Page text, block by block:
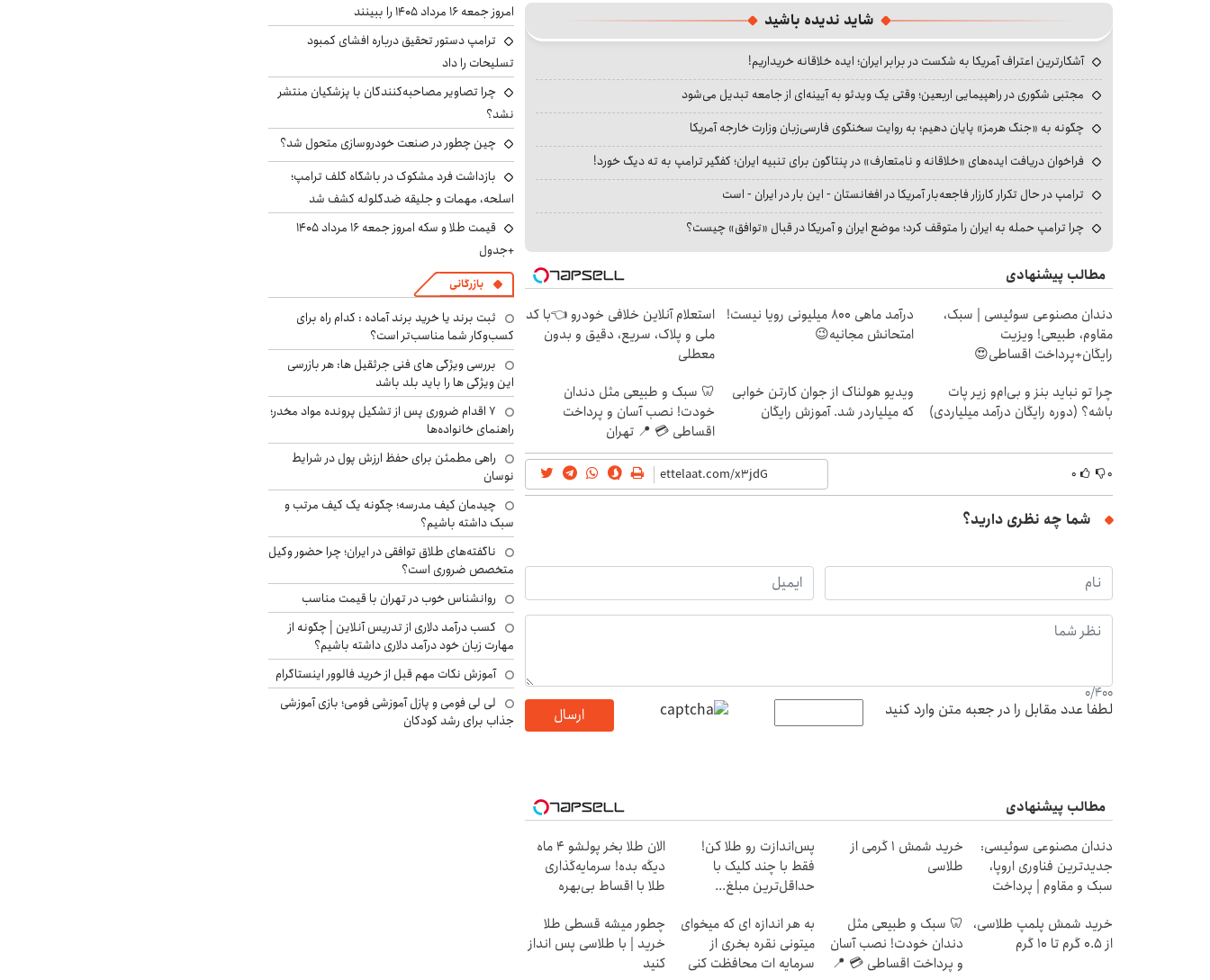
شاید ندیده باشید
آشکارترین اعتراف آمریکا به شکست در برابر ایران؛ ایده خلاقانه خریداریم!
مجتبی شکوری در راهپیمایی اربعین؛ وقتی یک ویدئو به آیینه‌ای از جامعه تبدیل می‌شود
چگونه به «جنگ هرمز» پایان دهیم؛ به روایت سخنگوی فارسی‌زبان وزارت خارجه آمریکا
فراخوان دریافت ایده‌های «خلاقانه و نامتعارف» در پنتاگون برای تنبیه ایران؛ کفگیر ترامپ به ته دیگ خورد!
ترامپ در حال تکرار کارزار فاجعه‌بار آمریکا در افغانستان - این بار در ایران - است
چرا ترامپ حمله به ایران را متوقف کرد؛ موضع ایران و آمریکا در قبال «توافق» چیست؟
مطالب پیشنهادی
دندان مصنوعی سوئیسی | سبک،
مقاوم، طبیعی! ویزیت
رایگان+پرداخت اقساطی😍
درآمد ماهی 800 میلیونی رویا نیست!
امتحانش مجانیه😉
استعلام آنلاین خلافی خودرو 👈با کد
ملی و پلاک، سریع، دقیق و بدون
معطلی
چرا تو نباید بنز و بی‌ام‌و زیر پات
باشه؟ (دوره رایگان درآمد میلیاردی)
ویدیو هولناک از جوان کارتن خوابی
که میلیاردر شد. آموزش رایگان
🦷 سبک و طبیعی مثل دندان
خودت! نصب آسان و پرداخت
اقساطی 💳 📍 تهران
۰ ۰
شما چه نظری دارید؟
0/400
لطفا عدد مقابل را در جعبه متن وارد کنید ارسال
مطالب پیشنهادی
دندان مصنوعی سوئیسی:
جدیدترین فناوری اروپا،
سبک و مقاوم | پرداخت
خرید شمش 1 گرمی از
طلاسی
پس‌اندازت رو طلا کن!
فقط با چند کلیک با
حداقل‌ترین مبلغ...
الان طلا بخر پولشو 4 ماه
دیگه بده! سرمایه‌گذاری
طلا با اقساط بی‌بهره
خرید شمش پلمپ طلاسی،
از ۰.۵ گرم تا ۱۰ گرم
🦷 سبک و طبیعی مثل
دندان خودت! نصب آسان
و پرداخت اقساطی 💳 📍
به هر اندازه ای که میخوای
میتونی نقره بخری از
سرمایه ات محافظت کنی
چطور میشه قسطی طلا
خرید | با طلاسی پس انداز
کنید
امروز جمعه ۱۶ مرداد ۱۴۰۵ را ببینند
ترامپ دستور تحقیق درباره افشای کمبود
تسلیحات را داد
چرا تصاویر مصاحبه‌کنندگان با پزشکیان منتشر
نشد؟
چین چطور در صنعت خودروسازی متحول شد؟
بازداشت فرد مشکوک در باشگاه گلف ترامپ؛
اسلحه، مهمات و جلیقه ضدگلوله کشف شد
قیمت طلا و سکه امروز جمعه ۱۶ مرداد ۱۴۰۵
+جدول
بازرگانی
ثبت برند یا خرید برند آماده : کدام راه برای
کسب‌وکار شما مناسب‌تر است؟
بررسی ویژگی های فنی جرثقیل ها: هر بازرسی
این ویژگی ها را باید بلد باشد
۷ اقدام ضروری پس از تشکیل پرونده مواد مخدر؛
راهنمای خانواده‌ها
راهی مطمئن برای حفظ ارزش پول در شرایط
نوسان
چیدمان کیف مدرسه؛ چگونه یک کیف مرتب و
سبک داشته باشیم؟
ناگفته‌های طلاق توافقی در ایران؛ چرا حضور وکیل
متخصص ضروری است؟
روانشناس خوب در تهران با قیمت مناسب
کسب درآمد دلاری از تدریس آنلاین | چگونه از
مهارت زبان خود درآمد دلاری داشته باشیم؟
آموزش نکات مهم قبل از خرید فالوور اینستاگرام
لی لی فومی و پازل آموزشی فومی؛ بازی آموزشی
جذاب برای رشد کودکان